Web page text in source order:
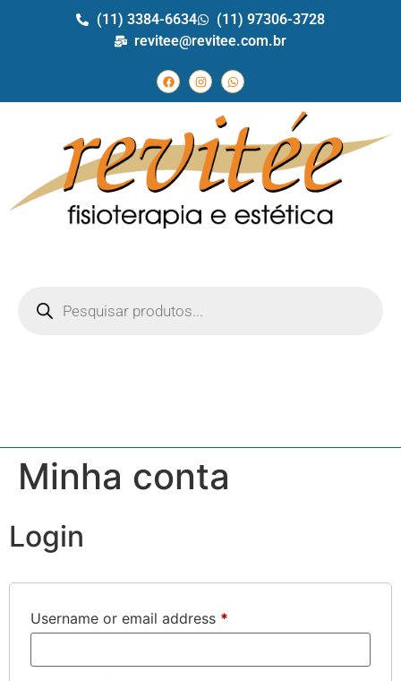
(11) 3384-6634
(11) 97306-3728
revitee@revitee.com.br
Minha conta
Login
Username or email address *